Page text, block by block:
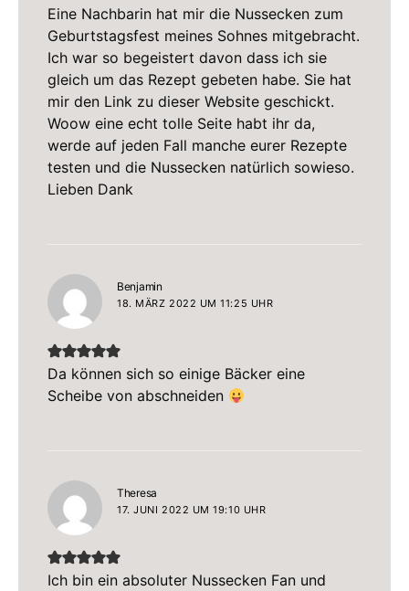
Eine Nachbarin hat mir die Nussecken zum
Geburtstagsfest meines Sohnes mitgebracht.
Ich war so begeistert davon dass ich sie
gleich um das Rezept gebeten habe. Sie hat
mir den Link zu dieser Website geschickt.
Woow eine echt tolle Seite habt ihr da,
werde auf jeden Fall manche eurer Rezepte
testen und die Nussecken natürlich sowieso.
Lieben Dank
Benjamin
18. MÄRZ 2022 UM 11:25 UHR
Da können sich so einige Bäcker eine
Scheibe von abschneiden
Theresa
17. JUNI 2022 UM 19:10 UHR
Ich bin ein absoluter Nussecken Fan und